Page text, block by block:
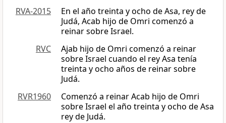
RVA-2015
En el año treinta y ocho de Asa, rey de
Judá, Acab hijo de Omri comenzó a
reinar sobre Israel.
RVC
Ajab hijo de Omri comenzó a reinar
sobre Israel cuando el rey Asa tenía
treinta y ocho años de reinar sobre
Judá.
RVR1960
Comenzó a reinar Acab hijo de Omri
sobre Israel el año treinta y ocho de Asa
rey de Judá.